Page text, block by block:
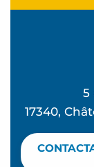
5
17340,